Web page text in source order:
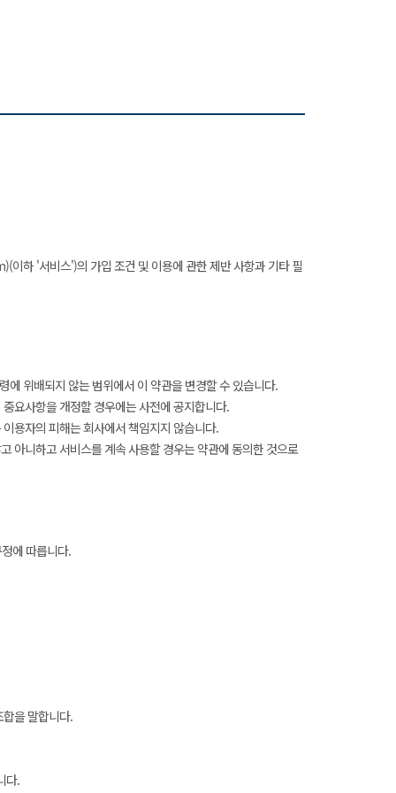
하 '서비스')의 가입 조건 및 이용에 관한 제반 사항과 기타 필
위배되지 않는 범위에서 이 약관을 변경할 수 있습니다.
요사항을 개정할 경우에는 사전에 공지합니다.
용자의 피해는 회사에서 책임지지 않습니다.
아니하고 서비스를 계속 사용할 경우는 약관에 동의한 것으로
에 따릅니다.
을 말합니다.
다.